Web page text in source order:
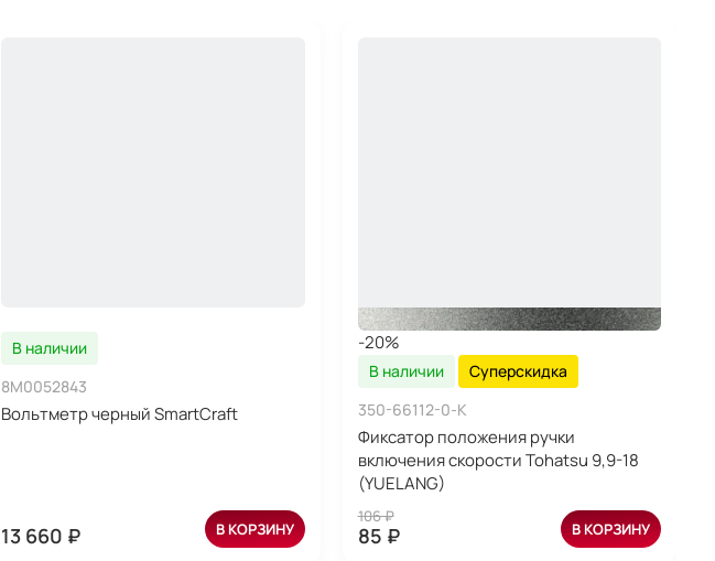
В наличии
8M0052843
Вольтметр черный SmartCraft
13 660 ₽ В КОРЗИНУ
-20%
В наличии
Суперскидка
350-66112-0-K
Фиксатор положения ручки
включения скорости Tohatsu 9,9-18
(YUELANG)
106 ₽
85 ₽ В КОРЗИНУ